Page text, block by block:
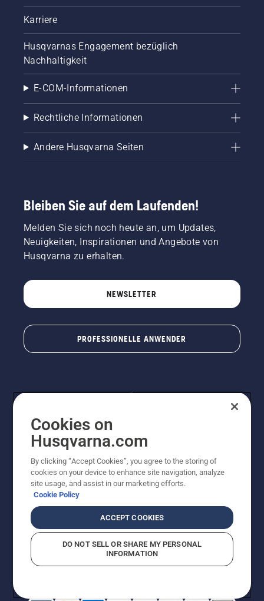
Karriere
Husqvarnas Engagement bezüglich
Nachhaltigkeit
E-COM-Informationen
Rechtliche Informationen
Andere Husqvarna Seiten
Bleiben Sie auf dem Laufenden!
Melden Sie sich noch heute an, um Updates,
Neuigkeiten, Inspirationen und Angebote von
Husqvarna zu erhalten.
NEWSLETTER
PROFESSIONELLE ANWENDER
© Husqvarna® AB (publ). Alle Rechte vorbehalten. Die
Preisangaben sind unverbindliche Preisempfehlungen
von Husqvarna Schweiz AG an den teilnehmenden
Fachhandel, Preise in CHF inklusive 8,1% MWST und
unverbindliche Preisempfehlungen (inkl. MwSt), es sei
denn sie sind für den direkten Kauf verfügbar.
Cookie-RichtlinieNutzungsbedingungen Datenschutzerklärung
Vermutete Verstöße melden
Cookies on
Husqvarna.com
By clicking “Accept Cookies”, you agree to the storing of
cookies on your device to enhance site navigation, analyze
site usage, and assist in our marketing efforts.
Cookie Policy
ACCEPT COOKIES
DO NOT SELL OR SHARE MY PERSONAL
INFORMATION